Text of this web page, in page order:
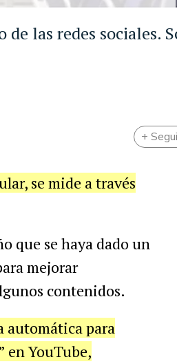
las redes sociales.
+
se mide a través
que se haya dado un
mejorar
contenidos.
automática para
en YouTube,